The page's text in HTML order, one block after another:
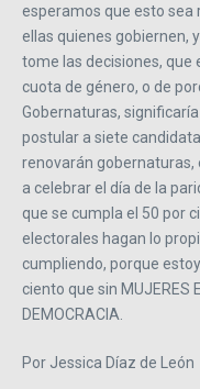
esperamos que esto sea
ellas quienes gobiernen,
tome las decisiones, que
cuota de género, o de
Gobernaturas,
postular a siete
renovarán gobernaturas,
a celebrar el día de la
que se cumpla el 50 por
electorales hagan lo
cumpliendo, porque
ciento que sin MUJERES
DEMOCRACIA.
Por Jessica Díaz de León